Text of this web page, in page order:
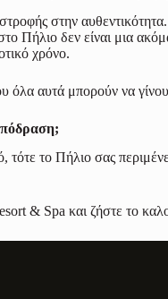
στην
Πήλιο δεν είναι μια
χρόνο.
όλα αυτά μπορούν να
τότε το Πήλιο σας
& Spa και ζήστε το